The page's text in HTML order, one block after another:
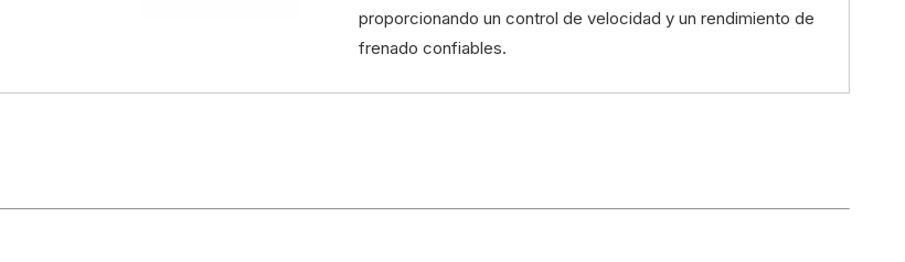
proporcionando un control de velocidad y un rendimiento de
frenado confiables.